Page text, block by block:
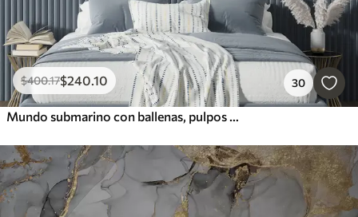
$400.17$240.10 30
Mundo submarino con ballenas, pulpos y tortugas